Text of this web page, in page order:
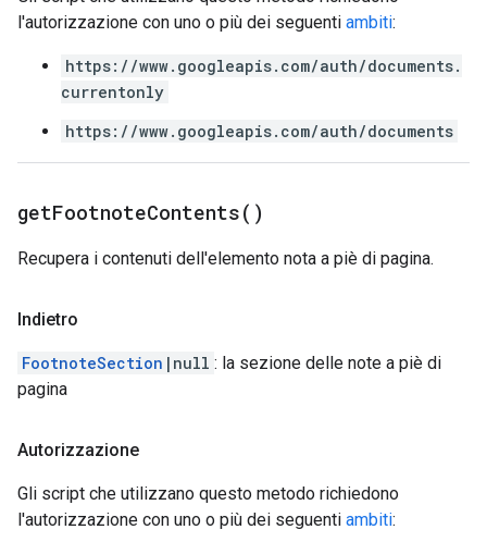
l'autorizzazione con uno o più dei seguenti ambiti:
https://www.googleapis.com/auth/documents.
currentonly
https://www.googleapis.com/auth/documents
getFootnoteContents( )
Recupera i contenuti dell'elemento nota a piè di pagina.
Indietro
FootnoteSection |null : la sezione delle note a piè di
pagina
Autorizzazione
Gli script che utilizzano questo metodo richiedono
l'autorizzazione con uno o più dei seguenti ambiti: